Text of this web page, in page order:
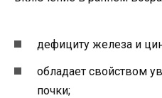
дефициту железа и
обладает свойством
почки;